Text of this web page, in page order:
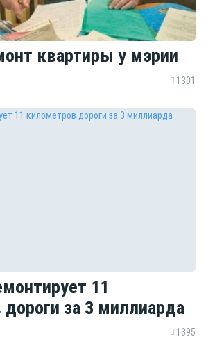
квартиры у мэрии
1301
11
за 3 миллиарда
1395